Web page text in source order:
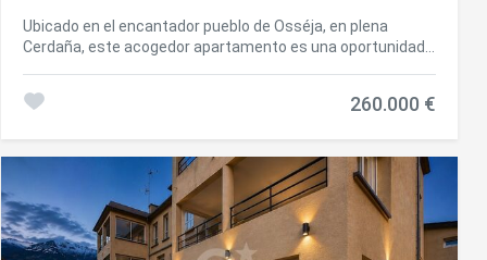
Ubicado en el encantador pueblo de Osséja, en plena
Cerdaña, este acogedor apartamento es una oportunidad
completamente reformada, destaca por su excelente
aportan calidez y carácter, con salida directa a una
fantástica terraza privada. Este espacio exterior se
convierte en el lugar ideal para relajarse al aire libre,
disfrutar de las vistas o compartir momentos en familia y
con amigos. La cocina, abierta al comedor, está diseñada
260.000 €